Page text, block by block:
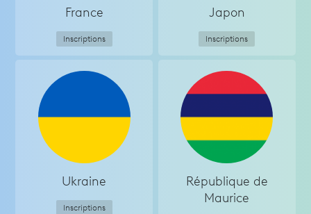
France
Inscriptions
Japon
Inscriptions
Ukraine
Inscriptions
République de
Maurice